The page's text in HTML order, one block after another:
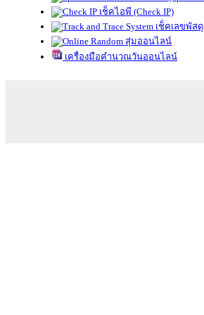
เช็คไอพี (Check IP)
เช็คเลขพัสดุ
สุ่มออนไลน์
เครื่องมือคำนวณวันออนไลน์